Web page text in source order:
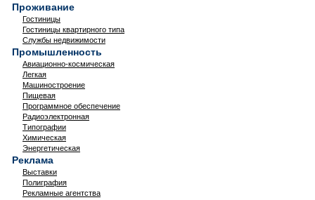
Проживание
Гостиницы
Гостиницы квартирного типа
Службы недвижимости
Промышленность
Авиационно-космическая
Легкая
Машиностроение
Пищевая
Программное обеспечение
Радиоэлектронная
Типографии
Химическая
Энергетическая
Реклама
Выставки
Полиграфия
Рекламные агентства